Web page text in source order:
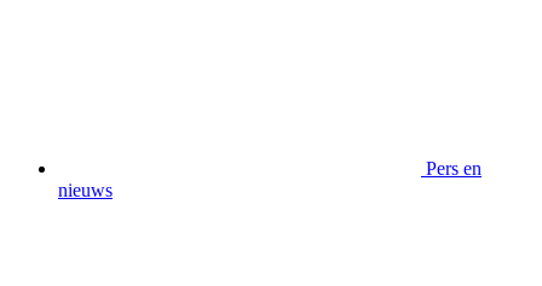
Pers en
nieuws